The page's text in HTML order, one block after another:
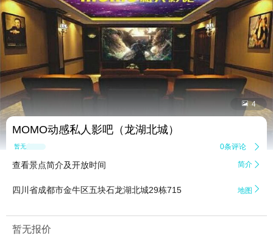
 4
MOMO动感私人影吧（龙湖北城）
暂无点评 0条评论 
查看景点简介及开放时间 简介 
四川省成都市金牛区五块石龙湖北城29栋715 地图 
暂无报价
